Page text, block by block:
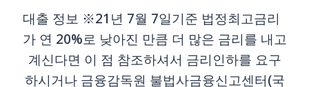
대출 정보 ※21년 7월 7일기준 법정최고금리
가 연 20%로 낮아진 만큼 더 많은 금리를 내고
계신다면 이 점 참조하셔서 금리인하를 요구
하시거나 금융감독원 불법사금융신고센터(국